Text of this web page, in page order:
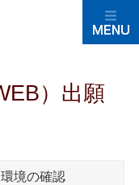
）出願
境の確認